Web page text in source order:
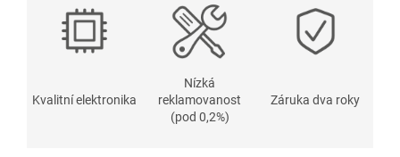
Kvalitní elektronika
Nízká
reklamovanost
(pod 0,2%)
Záruka dva roky